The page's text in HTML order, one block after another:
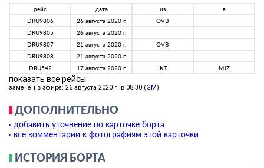
рейс дата из
в
DRU9806
26 августа 2020 г.
OVB
DRU9805
26 августа 2020 г.
DRU9807
21 августа 2020 г.
OVB
DRU9808
21 августа 2020 г.
DRU542
17 августа 2020 г. IKT MJZ
показать все рейсы
замечен в эфире: 26 августа 2020 г. в 08:30 (GM)
ДОПОЛНИТЕЛЬНО
· добавить уточнение по карточке борта
· все комментарии к фотографиям этой карточки
ИСТОРИЯ БОРТА